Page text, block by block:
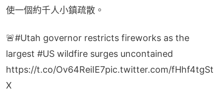
使一個約千人小鎮疏散。
🚨#Utah governor restricts fireworks as the
largest #US wildfire surges uncontained
https://t.co/Ov64ReiIE7pic.twitter.com/fHhf4tgSt
X